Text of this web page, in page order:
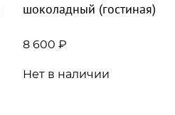
шоколадный (гостиная)
8 600 ₽
Нет в наличии